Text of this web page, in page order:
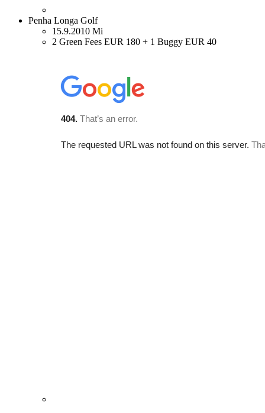
Penha Longa Golf
15.9.2010 Mi
2 Green Fees EUR 180 + 1 Buggy EUR 40